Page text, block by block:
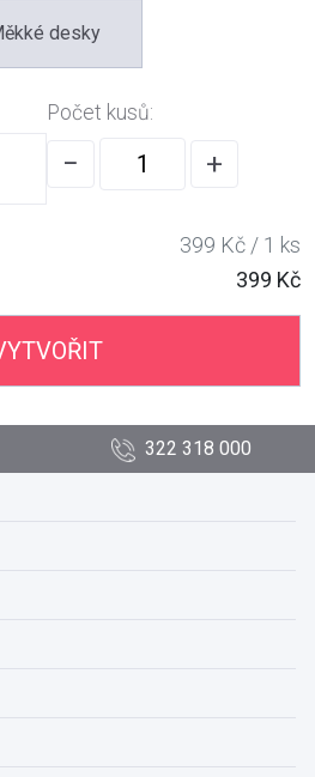
desky
Počet kusů:
− +
399 Kč / 1 ks
399 Kč
322 318 000